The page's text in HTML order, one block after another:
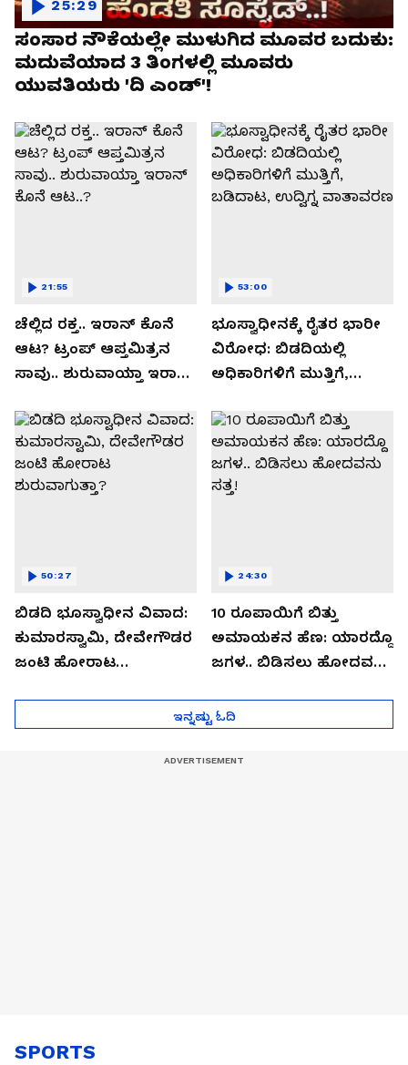
ಸಂಸಾರ ನೌಕೆಯಲ್ಲೇ ಮುಳುಗಿದ ಮೂವರ ಬದುಕು:
ಮದುವೆಯಾದ 3 ತಿಂಗಳಲ್ಲಿ ಮೂವರು
ಯುವತಿಯರು 'ದಿ ಎಂಡ್'!
25:29
ಚೆಲ್ಲಿದ ರಕ್ತ.. ಇರಾನ್ ಕೊನೆ
ಆಟ? ಟ್ರಂಪ್ ಆಪ್ತಮಿತ್ರನ
ಸಾವು.. ಶುರುವಾಯ್ತಾ ಇರಾನ್
21:55
ಭೂಸ್ವಾಧೀನಕ್ಕೆ ರೈತರ ಭಾರೀ
ವಿರೋಧ: ಬಿಡದಿಯಲ್ಲಿ
ಅಧಿಕಾರಿಗಳಿಗೆ ಮುತ್ತಿಗೆ,
ವಾತಾವರಣ
53:00
ಬಿಡದಿ ಭೂಸ್ವಾಧೀನ ವಿವಾದ:
ಕುಮಾರಸ್ವಾಮಿ, ದೇವೇಗೌಡರ
ಜಂಟಿ ಹೋರಾಟ
50:27
10 ರೂಪಾಯಿಗೆ ಬಿತ್ತು
ಅಮಾಯಕನ ಹೆಣ: ಯಾರದ್ದೊ
ಜಗಳ.. ಬಿಡಿಸಲು ಹೋದವನು
24:30
ಇನ್ನಷ್ಟು ಓದಿ
SPORTS